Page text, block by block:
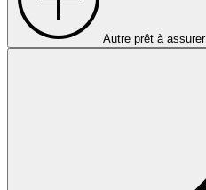
Autre prêt à assurer